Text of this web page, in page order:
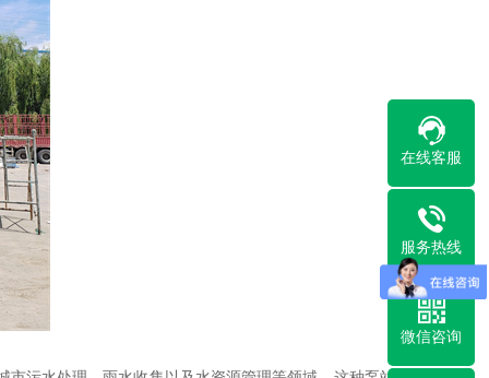
在线客服
服务热线
微信咨询